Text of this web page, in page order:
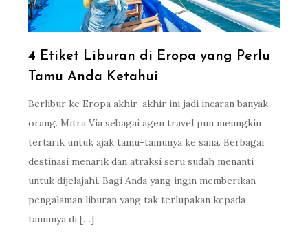
4 Etiket Liburan di Eropa yang Perlu
Tamu Anda Ketahui
Berlibur ke Eropa akhir-akhir ini jadi incaran banyak
orang. Mitra Via sebagai agen travel pun meungkin
tertarik untuk ajak tamu-tamunya ke sana. Berbagai
destinasi menarik dan atraksi seru sudah menanti
untuk dijelajahi. Bagi Anda yang ingin memberikan
pengalaman liburan yang tak terlupakan kepada
tamunya di […]